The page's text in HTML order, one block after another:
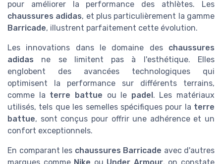
pour améliorer la performance des athlètes. Les
chaussures adidas, et plus particulièrement la gamme
Barricade, illustrent parfaitement cette évolution.
Les innovations dans le domaine des chaussures
adidas ne se limitent pas à l'esthétique. Elles
englobent des avancées technologiques qui
optimisent la performance sur différents terrains,
comme la terre battue ou le padel . Les matériaux
utilisés, tels que les semelles spécifiques pour la terre
battue, sont conçus pour offrir une adhérence et un
confort exceptionnels.
En comparant les chaussures Barricade avec d'autres